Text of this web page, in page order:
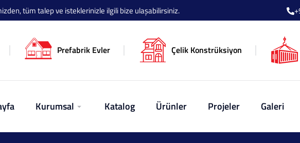
tüm talep ve isteklerinizle ilgili bize ulaşabilirsiniz.
Prefabrik Evler Çelik Konstrüksiyon
Kurumsal Katalog Ürünler Projeler Galeri